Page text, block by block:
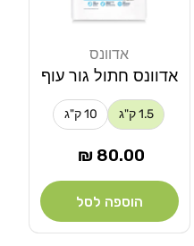
אדוונס
אדוונס חתול גור עוף
1.5 ק"ג 10 ק"ג
מחיר
80.00 ₪
הוספה לסל